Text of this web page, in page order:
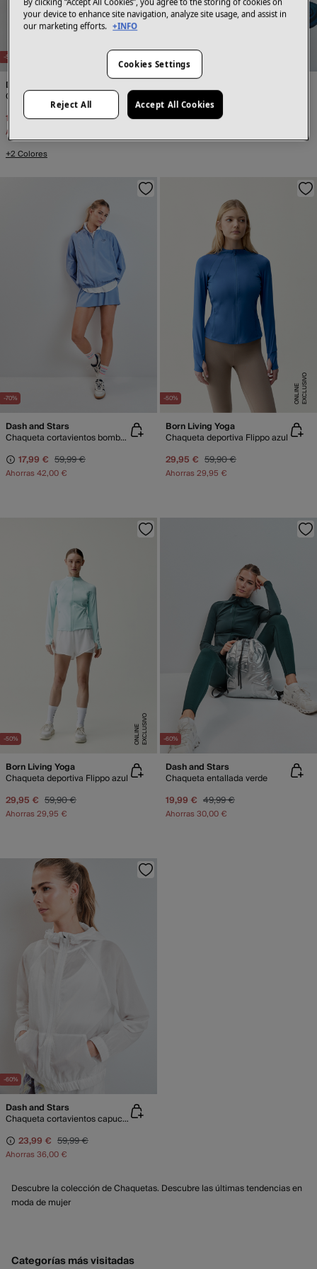
-50%
Dash and Stars
19,99 € 39,99 €
Ahorras
+2 Colores
Chaqueta cortavientos azul
20,99 € 69,99 €
-70%
Dash and Stars
Chaqueta cortavientos bomber azul
17,99 € 59,99 €
Ahorras42,00 €
-50% E
X
C
L
U
SI
V
O
O
N
LI
N
E
Born Living Yoga
Chaqueta deportiva Flippo azul
29,95 € 59,90 €
Ahorras29,95 €
-50% E
X
C
L
U
SI
V
O
O
N
LI
N
E
Born Living Yoga
Chaqueta deportiva Flippo azul
29,95 € 59,90 €
Ahorras29,95 €
-60%
Dash and Stars
Chaqueta entallada verde
19,99 € 49,99 €
Ahorras30,00 €
-60%
Dash and Stars
Chaqueta cortavientos capucha blanca
23,99 € 59,99 €
Ahorras36,00 €
Descubre la colección de Chaquetas. Descubre las últimas tendencias en
moda de mujer
Categorías más visitadas
By clicking “Accept All Cookies”, you agree to the storing of cookies on
your device to enhance site navigation, analyze site usage, and assist in
our marketing efforts. +INFO
Cookies Settings
Reject All Accept All Cookies